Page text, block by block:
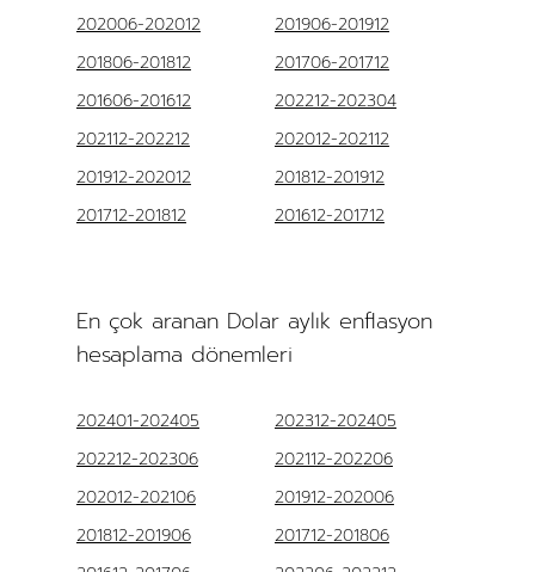
202006-202012
201906-201912
201806-201812
201706-201712
201606-201612
202212-202304
202112-202212
202012-202112
201912-202012
201812-201912
201712-201812
201612-201712
En çok aranan Dolar aylık enflasyon
hesaplama dönemleri
202401-202405
202312-202405
202212-202306
202112-202206
202012-202106
201912-202006
201812-201906
201712-201806